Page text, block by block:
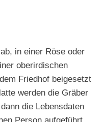
in einer Röse oder
oberirdischen
Friedhof beigesetzt
werden die Gräber
die Lebensdaten